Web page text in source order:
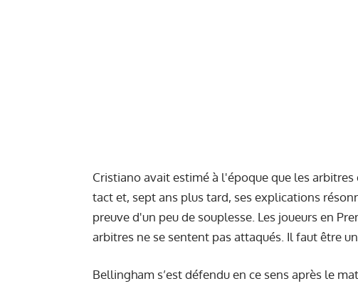
Cristiano avait estimé à l'époque que les
tact et, sept ans plus tard, ses explications
preuve d'un peu de souplesse. Les joueurs en
arbitres ne se sentent pas attaqués. Il faut être
Bellingham s’est défendu en ce sens après le